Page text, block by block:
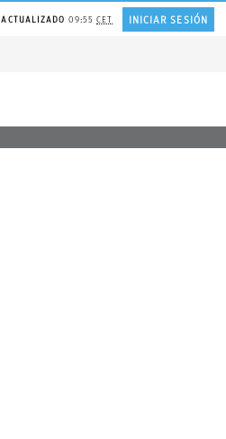
ACTUALIZADO 09:55CET INICIAR SESIÓN